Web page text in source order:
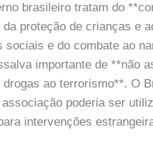
brasileiro tratam do
proteção de crianças e
sociais e do combate ao
importante de **não
ao terrorismo**. O
poderia ser
intervenções